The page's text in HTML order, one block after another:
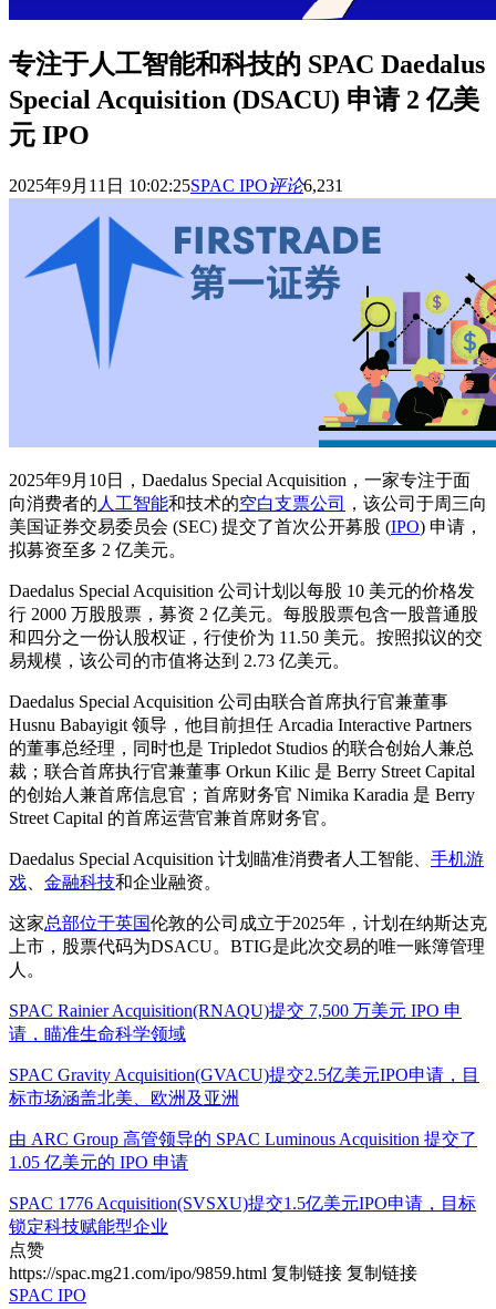
专注于人工智能和科技的 SPAC Daedalus
Special Acquisition (DSACU) 申请 2 亿美
元 IPO
2025年9月11日 10:02:25SPAC IPO评论6,231
2025年9月10日，Daedalus Special Acquisition，一家专注于面
向消费者的 人工智能和技术的空白支票公司
，该公司于周三向
美国证券交易委员会 (SEC) 提交了首次公开募股 (IPO) 申请，
拟募资至多 2 亿美元。
Daedalus Special Acquisition 公司计划以每股 10 美元的价格发
行 2000 万股股票，募资 2 亿美元。每股股票包含一股普通股
和四分之一份认股权证，行使价为 11.50 美元。按照拟议的交
易规模，该公司的市值将达到 2.73 亿美元。
Daedalus Special Acquisition 公司由联合首席执行官兼董事
Husnu Babayigit 领导，他目前担任 Arcadia Interactive Partners
的董事总经理，同时也是 Tripledot Studios 的联合创始人兼总
裁；联合首席执行官兼董事 Orkun Kilic 是 Berry Street Capital
的创始人兼首席信息官；首席财务官 Nimika Karadia 是 Berry
Street Capital 的首席运营官兼首席财务官。
Daedalus Special Acquisition 计划瞄准消费者人工智能、 手机游
戏
金融科技和企业融资。
这家总部位于英国伦敦的公司成立于2025年，计划在纳斯达克
上市，股票代码为DSACU。BTIG是此次交易的唯一账簿管理
人。
SPAC Rainier Acquisition(RNAQU)提交 7,500 万美元 IPO 申
请，瞄准生命科学领域
SPAC Gravity Acquisition(GVACU)提交2.5亿美元IPO申请，目
标市场涵盖北美、欧洲及亚洲
由 ARC Group 高管领导的 SPAC Luminous Acquisition 提交了
1.05 亿美元的 IPO 申请
SPAC 1776 Acquisition(SVSXU)提交1.5亿美元IPO申请，目标
锁定科技赋能型企业
点赞
https://spac.mg21.com/ipo/9859.html 复制链接 复制链接
SPAC IPO